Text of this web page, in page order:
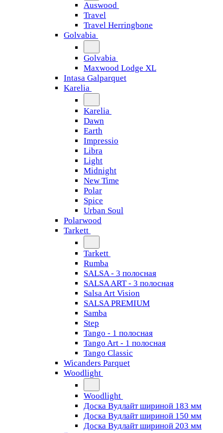
Auswood
Travel
Travel Herringbone
Golvabia
Golvabia
Maxwood Lodge XL
Intasa Galparquet
Karelia
Karelia
Dawn
Earth
Impressio
Libra
Light
Midnight
New Time
Polar
Spice
Urban Soul
Polarwood
Tarkett
Tarkett
Rumba
SALSA - 3 полосная
SALSA ART - 3 полосная
Salsa Art Vision
SALSA PREMIUM
Samba
Step
Tango - 1 полосная
Tango Art - 1 полосная
Tango Classiс
Wicanders Parquet
Woodlight
Woodlight
Доска Вудлайт шириной 183 мм
Доска Вудлайт шириной 150 мм
Доска Вудлайт шириной 203 мм